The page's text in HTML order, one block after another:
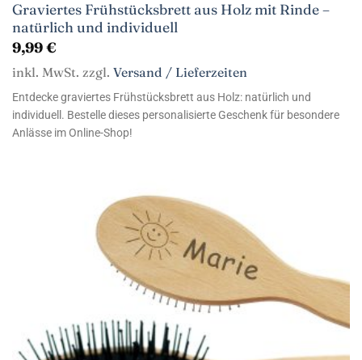
Graviertes Frühstücksbrett aus Holz mit Rinde –
natürlich und individuell
9,99€
inkl. MwSt. zzgl. Versand / Lieferzeiten
Entdecke graviertes Frühstücksbrett aus Holz: natürlich und
individuell. Bestelle dieses personalisierte Geschenk für besondere
Anlässe im Online-Shop!